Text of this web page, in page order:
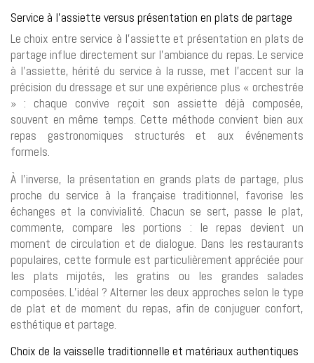
Service à l’assiette versus présentation en plats de partage
Le choix entre service à l’assiette et présentation en plats de
partage influe directement sur l’ambiance du repas. Le service
à l’assiette, hérité du service à la russe, met l’accent sur la
précision du dressage et sur une expérience plus « orchestrée
» : chaque convive reçoit son assiette déjà composée,
souvent en même temps. Cette méthode convient bien aux
repas gastronomiques structurés et aux événements
formels.
À l’inverse, la présentation en grands plats de partage, plus
proche du service à la française traditionnel, favorise les
échanges et la convivialité. Chacun se sert, passe le plat,
commente, compare les portions : le repas devient un
moment de circulation et de dialogue. Dans les restaurants
populaires, cette formule est particulièrement appréciée pour
les plats mijotés, les gratins ou les grandes salades
composées. L’idéal ? Alterner les deux approches selon le type
de plat et de moment du repas, afin de conjuguer confort,
esthétique et partage.
Choix de la vaisselle traditionnelle et matériaux authentiques